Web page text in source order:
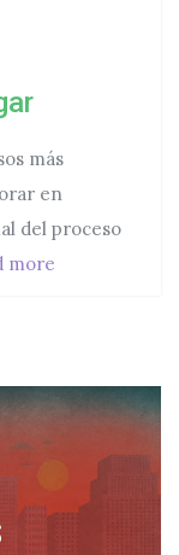
más
en
del proceso
more